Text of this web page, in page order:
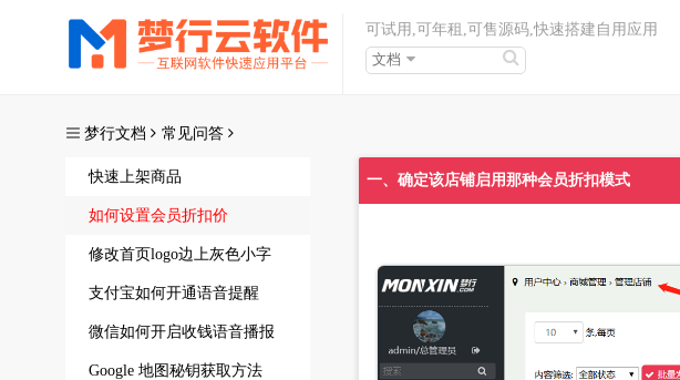
可试用,可年租,可售源码,快速搭建自用应用
文档
梦行文档 常见问答
快速上架商品
如何设置会员折扣价
修改首页logo边上灰色小字
支付宝如何开通语音提醒
微信如何开启收钱语音播报
Google 地图秘钥获取方法
一、确定该店铺启用那种会员折扣模式